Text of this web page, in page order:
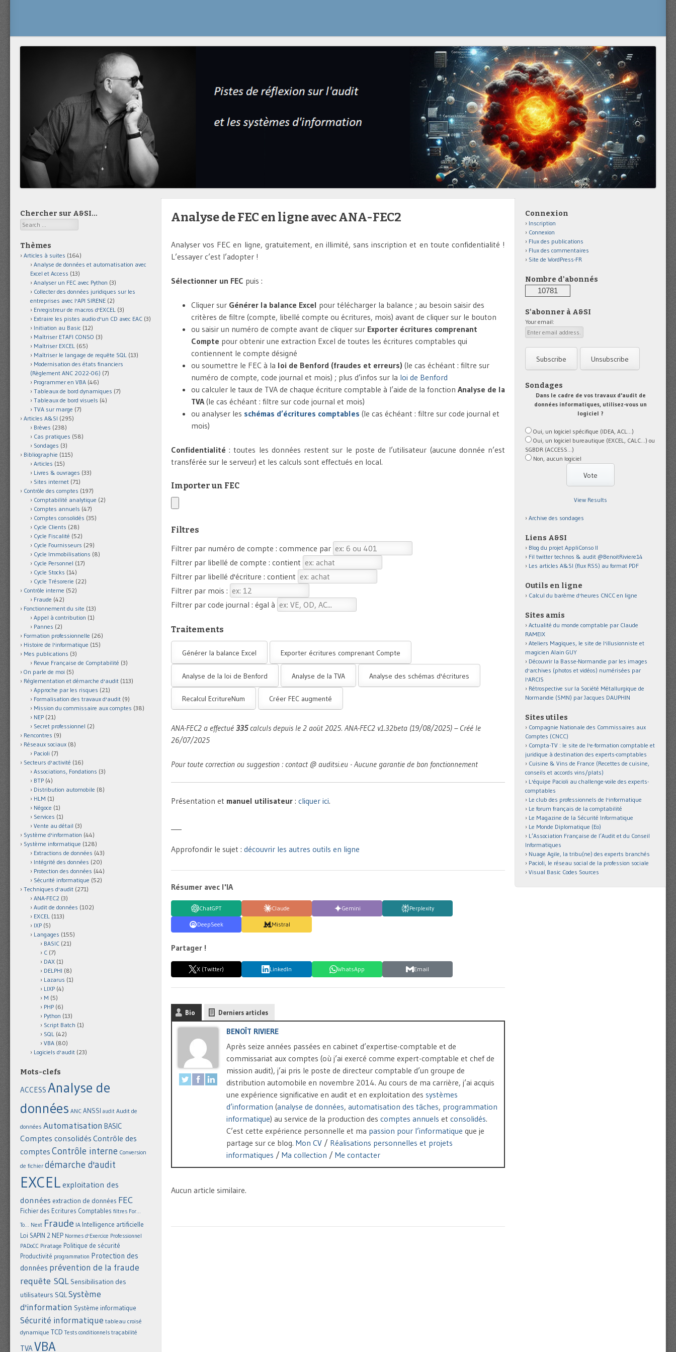
Analyse de FEC en ligne avec ANA-FEC2
Analyser vos FEC en ligne, gratuitement, en illimité, sans inscription et en toute confidentialité !
L’essayer c’est l’adopter !
Sélectionner un FEC puis :
Cliquer sur Générer la balance Excel pour télécharger la balance ; au besoin saisir des
critères de filtre (compte, libellé compte ou écritures, mois) avant de cliquer sur le bouton
ou saisir un numéro de compte avant de cliquer sur Exporter écritures comprenant
Compte pour obtenir une extraction Excel de toutes les écritures comptables qui
contiennent le compte désigné
ou soumettre le FEC à la loi de Benford (fraudes et erreurs) (le cas échéant : filtre sur
numéro de compte, code journal et mois) ; plus d’infos sur la loi de Benford
ou calculer le taux de TVA de chaque écriture comptable à l’aide de la fonction Analyse de la
TVA(le cas échéant : filtre sur code journal et mois)
ou analyser les schémas d’écritures comptables (le cas échéant : filtre sur code journal et
mois)
Confidentialité : toutes les données restent sur le poste de l’utilisateur (aucune donnée n’est
transférée sur le serveur) et les calculs sont effectués en local.
Importer un FEC
Filtres
Filtrer par numéro de compte : commence par
Filtrer par libellé de compte : contient
Filtrer par libellé d'écriture : contient
Filtrer par mois :
Filtrer par code journal : égal à
Traitements
Générer la balance Excel Exporter écritures comprenant Compte
Analyse de la loi de Benford Analyse de la TVA Analyse des schémas d'écritures
Recalcul EcritureNum Créer FEC augmenté
ANA-FEC2 a effectué 335calculs depuis le 2 août 2025. ANA-FEC2 v1.32beta (19/08/2025) – Créé le
26/07/2025
Pour toute correction ou suggestion : contact @ auditsi.eu - Aucune garantie de bon fonctionnement
Présentation et manuel utilisateur : cliquer ici.
Approfondir le sujet : découvrir les autres outils en ligne
Résumer avec l'IA
ChatGPT Claude Gemini Perplexity
DeepSeek Mistral
Partager !
X (Twitter) LinkedIn WhatsApp Email
Bio Derniers articles
BENOÎT RIVIERE
Après seize années passées en cabinet d’expertise-comptable et de
commissariat aux comptes (où j’ai exercé comme expert-comptable et chef de
mission audit), j’ai pris le poste de directeur comptable d’un groupe de
distribution automobile en novembre 2014. Au cours de ma carrière, j’ai acquis
une expérience significative en audit et en exploitation des systèmes
d’information (analyse de données, automatisation des tâches, programmation
informatique) au service de la production des comptes annuels et consolidés.
C’est cette expérience personnelle et ma passion pour l’informatique que je
partage sur ce blog. Mon CV / Réalisations personnelles et projets
informatiques / Ma collection / Me contacter
Aucun article similaire.
Chercher sur A&SI…
Search
Thèmes
Articles à suites (164)
Analyse de données et automatisation avec
Excel et Access (13)
Analyser un FEC avec Python (3)
Collecter des données juridiques sur les
entreprises avec l'API SIRENE (2)
Enregistreur de macros d'EXCEL (3)
Extraire les pistes audio d'un CD avec EAC (3)
Initiation au Basic (12)
Maîtriser ETAFI CONSO (3)
Maîtriser EXCEL (65)
Maîtriser le langage de requête SQL (13)
Modernisation des états financiers
(Règlement ANC 2022-06) (7)
Programmer en VBA (46)
Tableaux de bord dynamiques (7)
Tableaux de bord visuels (4)
TVA sur marge (7)
Articles A&SI (295)
Brèves (238)
Cas pratiques (58)
Sondages (3)
Bibliographie (115)
Articles (15)
Livres & ouvrages (33)
Sites internet (71)
Contrôle des comptes (197)
Comptabilité analytique (2)
Comptes annuels (47)
Comptes consolidés (35)
Cycle Clients (28)
Cycle Fiscalité (52)
Cycle Fournisseurs (29)
Cycle Immobilisations (8)
Cycle Personnel (17)
Cycle Stocks (14)
Cycle Trésorerie (22)
Contrôle interne (52)
Fraude (42)
Fonctionnement du site (13)
Appel à contribution (1)
Pannes (2)
Formation professionnelle (26)
Histoire de l'informatique (15)
Mes publications (3)
Revue Française de Comptabilité (3)
On parle de moi (5)
Réglementation et démarche d'audit (113)
Approche par les risques (21)
Formalisation des travaux d'audit (9)
Mission du commissaire aux comptes (38)
NEP (21)
Secret professionnel (2)
Rencontres (9)
Réseaux sociaux (8)
Pacioli (7)
Secteurs d'activité (16)
Associations, Fondations (3)
BTP (4)
Distribution automobile (8)
HLM (1)
Négoce (1)
Services (1)
Vente au détail (3)
Système d'information (44)
Système informatique (128)
Extractions de données (43)
Intégrité des données (20)
Protection des données (44)
Sécurité informatique (52)
Techniques d'audit (271)
ANA-FEC2 (3)
Audit de données (102)
EXCEL (113)
IXP (5)
Langages (155)
BASIC (21)
C (7)
DAX (1)
DELPHI (8)
Lazarus (1)
LIXP (4)
M (5)
PHP (6)
Python (13)
Script Batch (1)
SQL (42)
VBA (80)
Logiciels d'audit (23)
Mots-clefs
ACCESS Analyse de
données ANC ANSSI audit Audit de
données Automatisation BASIC
Comptes consolidés Contrôle des
comptes Contrôle interne Conversion
de fichier démarche d'audit
EXCEL exploitation des
données extraction de données FEC
Fichier des Ecritures Comptables filtres For...
To... Next Fraude IA Intelligence artificielle
Loi SAPIN 2 NEP Normes d'Exercice Professionnel
PADoCC Piratage Politique de sécurité
Productivité programmation Protection des
données prévention de la fraude
requête SQL Sensibilisation des
utilisateurs SQLSystème
d'information Système informatique
Sécurité informatique tableau croisé
dynamique TCD Tests conditionnels traçabilité
TVAVBA
Connexion
Inscription
Connexion
Flux des publications
Flux des commentaires
Site de WordPress-FR
Nombre d'abonnés
10781
S'abonner à A&SI
Your email:
Sondages
Dans le cadre de vos travaux d'audit de
données informatiques, utilisez-vous un
logiciel ?
Oui, un logiciel spécifique (IDEA, ACL...)
Oui, un logiciel bureautique (EXCEL, CALC...) ou
SGBDR (ACCESS...)
Non, aucun logiciel
View Results
Archive des sondages
Liens A&SI
Blog du projet AppliConso II
Fil twitter technos & audit @BenoitRiviere14
Les articles A&SI (flux RSS) au format PDF
Outils en ligne
Calcul du barème d'heures CNCC en ligne
Sites amis
Actualité du monde comptable par Claude
RAMEIX
Ateliers Magiques, le site de l'illusionniste et
magicien Alain GUY
Découvrir la Basse-Normandie par les images
d'archives (photos et vidéos) numérisées par
l'ARCIS
Rétrospective sur la Société Métallurgique de
Normandie (SMN) par Jacques DAUPHIN
Sites utiles
Compagnie Nationale des Commissaires aux
Comptes (CNCC)
Compta-TV : le site de l'e-formation comptable et
juridique à destination des experts-comptables
Cuisine & Vins de France (Recettes de cuisine,
conseils et accords vins/plats)
L'équipe Pacioli au challenge-voile des experts-
comptables
Le club des professionnels de l'informatique
Le forum français de la comptabilité
Le Magazine de la Sécurité Informatique
Le Monde Diplomatique (Eo)
L’Association Française de l’Audit et du Conseil
Informatiques
Nuage Agile, la tribu(ne) des experts branchés
Pacioli, le réseau social de la profession sociale
Visual Basic Codes Sources